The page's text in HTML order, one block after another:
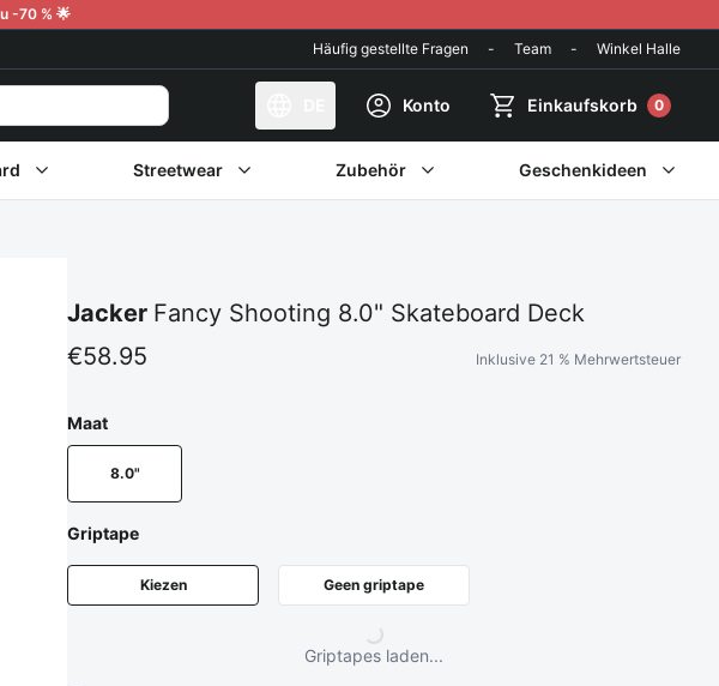
-70 % 🌟
Häufig gestellte Fragen - Team - Winkel Halle
Konto Einkaufskorb 0
Streetwear Zubehör Geschenkideen
Jacker Fancy Shooting 8.0" Skateboard Deck
€58.95
Inklusive 21 % Mehrwertsteuer
Maat
8.0"
Griptape
Kiezen Geen griptape
Griptapes laden...